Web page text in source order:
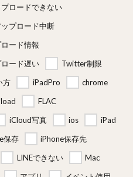
ロードできない
ップロード中断
ード情報
ード遅い
Twitter制限
方 iPadPro
chrome
FLAC
iCloud写真 ios
iPad
保存
iPhone保存先
LINEできない
Mac